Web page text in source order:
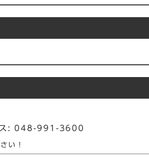
ス: 048-991-3600
い！